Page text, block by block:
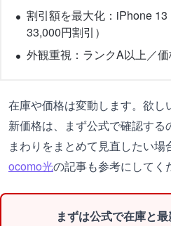
割引額を最大化：iPhone
33,000円割引）
外観重視：ランクA以上／
在庫や価格は変動します。欲し
新価格は、まず公式で確認す
まわりをまとめて見直したい場
ocomo光の記事も参考にしてく
まずは公式で在庫と